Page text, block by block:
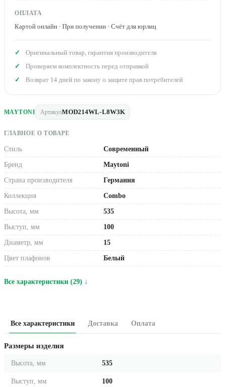
MAYTONI АртикулMOD214WL-L8W3K
ГЛАВНОЕ О ТОВАРЕ
Стиль Современный
Бренд Maytoni
Страна производителя Германия
Коллекция Combo
Высота, мм 535
Выступ, мм 100
Диаметр, мм 15
Цвет плафонов Белый
Все характеристики (29) ↓
ОПЛАТА
Картой онлайн · При получении · Счёт для юрлиц
Оригинальный товар, гарантия производителя
Проверяем комплектность перед отправкой
Возврат 14 дней по закону о защите прав потребителей
Все характеристики Доставка Оплата
Размеры изделия
Высота, мм 535
Выступ, мм 100